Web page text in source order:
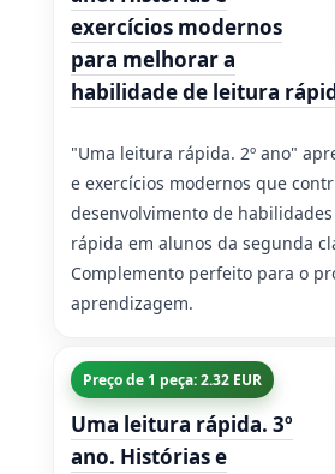
exercícios modernos
para melhorar a
habilidade de leitura
"Uma leitura rápida. 2º ano"
e exercícios modernos que
desenvolvimento de
rápida em alunos da segunda
Complemento perfeito para o
aprendizagem.
Preço de 1 peça: 2.32 EUR
Uma leitura rápida. 3º
ano. Histórias e